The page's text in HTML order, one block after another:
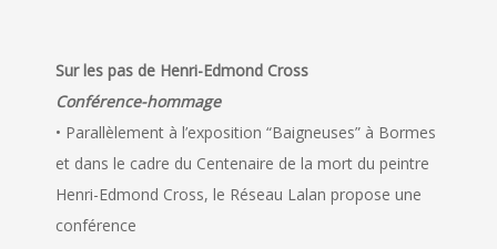
Sur les pas de Henri-Edmond Cross
Conférence-hommage
• Parallèlement à l’exposition “Baigneuses” à Bormes
et dans le cadre du Centenaire de la mort du peintre
Henri-Edmond Cross, le Réseau Lalan propose une
conférence